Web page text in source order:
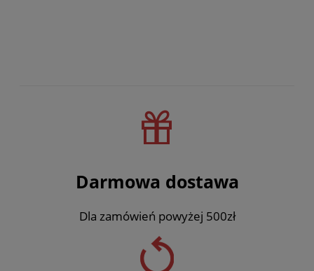
Darmowa dostawa
Dla zamówień powyżej 500zł